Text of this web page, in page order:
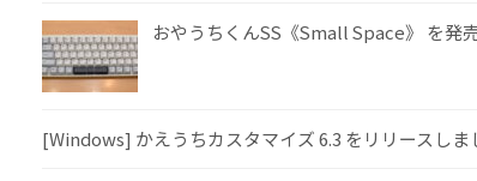
おやうちくんSS《Small Space》 を発
[Windows] かえうちカスタマイズ 6.3 をリリースしま